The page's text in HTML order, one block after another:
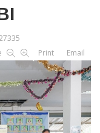
Print Email